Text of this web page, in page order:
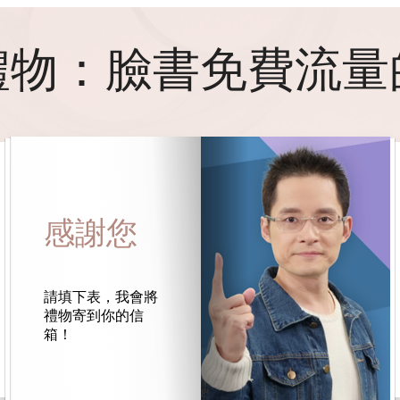
：臉書免費流
感謝您
請填下表，我會將
禮物寄到你的信
箱！